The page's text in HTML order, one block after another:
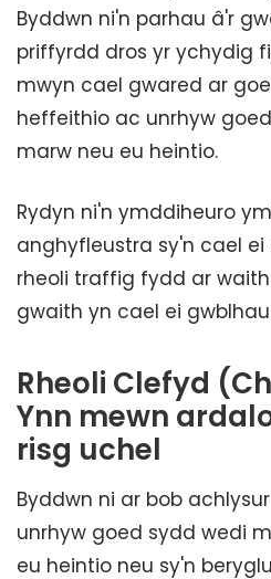
Byddwn ni'n parhau â'r
priffyrdd dros yr ychydig
mwyn cael gwared ar
heffeithio ac unrhyw
marw neu eu heintio.
Rydyn ni'n ymddiheuro
anghyfleustra sy'n cael
rheoli traffig fydd ar
gwaith yn cael ei
Rheoli Clefyd
Ynn mewn
risg uchel
Byddwn ni ar bob
unrhyw goed sydd wedi
eu heintio neu sy'n